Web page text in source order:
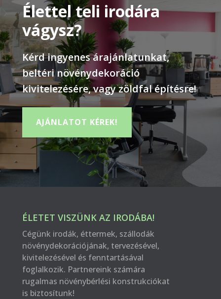
Élettel teli irodára
vágysz?
Kérd ingyenes árajánlatunkat,
beltéri növénydekoráció
kivitelezésére, vagy zöldfal építésre!
AJÁNLATOT KÉREK!
ÉLETET VISZÜNK AZ IRODÁBA!
Cégünk irodák, éttermek, szállodák
növénydekorációjának, tervezésével,
kivitelezésével és fenntartásával
foglalkozik. Partnereink számára
rugalmas növénybérlési konstrukciókat
is biztosítunk!